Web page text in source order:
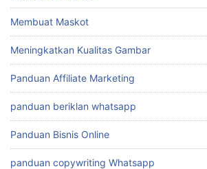
Membuat Maskot
Meningkatkan Kualitas Gambar
Panduan Affiliate Marketing
panduan beriklan whatsapp
Panduan Bisnis Online
panduan copywriting Whatsapp